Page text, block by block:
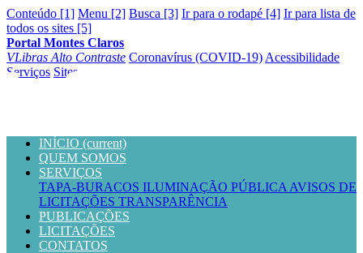
Conteúdo [1] Menu [2] Busca [3] Ir para o rodapé [4] Ir para lista de
todos os sites [5]
Portal Montes Claros
VLibras Alto Contraste Coronavírus (COVID-19) Acessibilidade
Serviços Sites
INÍCIO (current)
QUEM SOMOS
SERVIÇOS
TAPA-BURACOS ILUMINAÇÃO PÚBLICA AVISOS DE
LICITAÇÕES TRANSPARÊNCIA
PUBLICAÇÕES
LICITAÇÕES
CONTATOS